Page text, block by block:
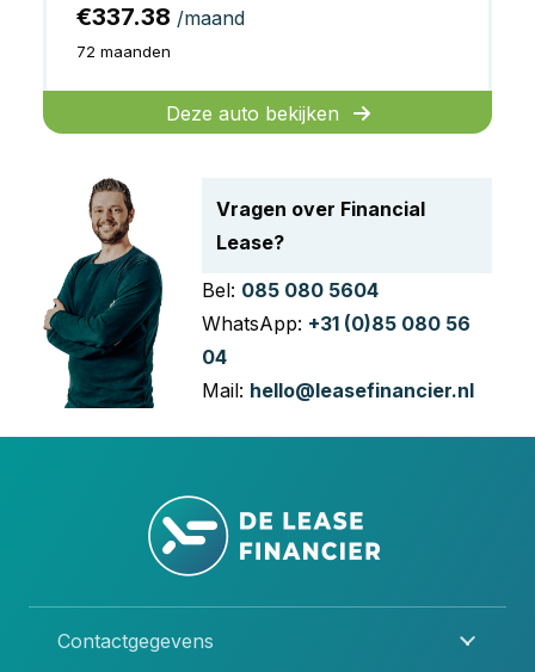
€337.38 /maand
72 maanden
Deze auto bekijken
Vragen over Financial
Lease?
Bel: 085 080 5604
WhatsApp: +31 (0)85 080 56
04
Mail: hello@leasefinancier.nl
Contactgegevens